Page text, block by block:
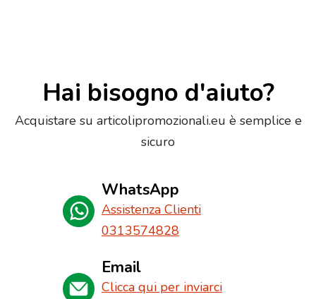
Hai bisogno d'aiuto?
Acquistare su articolipromozionali.eu è semplice e
sicuro
WhatsApp
Assistenza Clienti
0313574828
Email
Clicca qui per inviarci